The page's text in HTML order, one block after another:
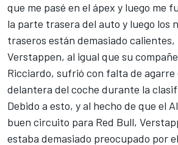
que me pasé en el ápex y luego me
la parte trasera del auto y luego los
traseros están demasiado calientes,
Verstappen, al igual que su
Ricciardo, sufrió con falta de agarre
delantera del coche durante la
Debido a esto, y al hecho de que el
buen circuito para Red Bull,
estaba demasiado preocupado por